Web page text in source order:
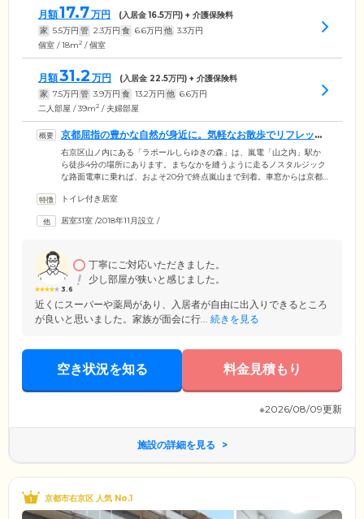
月額17.7万円 (入居金16.5万円) + 介護保険料
家 5.5万円 管 2.3万円 食 6.6万円 他 3.3万円
個室 / 18m2 / 個室
月額31.2 万円 (入居金 22.5万円) + 介護保険料
家 7.5万円 管 3.9万円 食 13.2万円 他 6.6万円
二人部屋 / 39m2 / 夫婦部屋
京都屈指の豊かな自然が身近に。気軽なお散歩でリフレッシ
ュができます
右京区山ノ内にある「ラポールしらゆきの森」は、嵐電「山之内」駅か
ら徒歩4分の場所にあります。まちなかを縫うように走るノスタルジック
な路面電車に乗れば、およそ20分で終点嵐山まで到着。車窓からは京都
や幸福度を高める効果があり、日本屈指の自然を身近に感じる当住宅
お出かけください。また、徒歩5分の位置にイオンがあるなど、買い物の
トイレ付き居室
居室31室 /2018年11月設立 /
3.6
丁寧にご対応いただきました。
少し部屋が狭いと感じました。
近くにスーパーや薬局があり、入居者が自由に出入りできるところ
が良いと思いました。家族が面会に行... 続きを見る
空き状況を知る 料金見積もり
※2026/08/09更新
施設の詳細を見る
京都市右京区 人気 No.1